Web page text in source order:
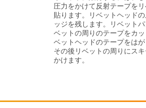
圧力をかけて反射テープを
貼ります。リベットヘッドの
ッジを残します。リベットパ
ベットの周りのテープをカッ
ベットヘッドのテープをはが
その後リベットの周りにス
かけます。